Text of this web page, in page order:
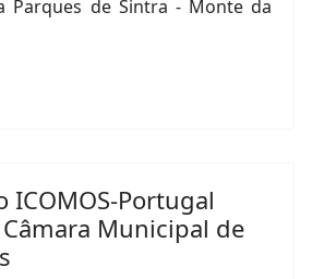
Parques de Sintra - Monte da
ICOMOS-Portugal
Municipal de